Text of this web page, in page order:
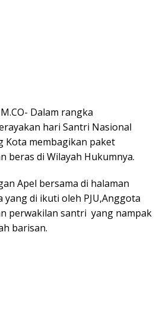
Dalam rangka
hari Santri Nasional
Kota membagikan paket
beras di Wilayah Hukumnya.
Apel bersama di halaman
yang di ikuti oleh PJU,Anggota
perwakilan santri yang nampak
barisan.